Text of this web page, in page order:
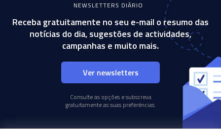
NEWSLETTERS DIÁRIO
Receba gratuitamente no seu e-mail o resumo das
notícias do dia, sugestões de actividades,
campanhas e muito mais.
Ver newsletters
Consulte as opções e subscreva
gratuitamente as suas preferências.